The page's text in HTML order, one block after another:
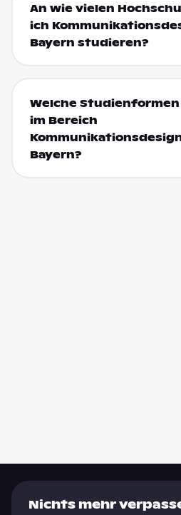
An wie vielen
ich
Bayern studieren?
Welche
im Bereich
Bayern?
Nichts mehr